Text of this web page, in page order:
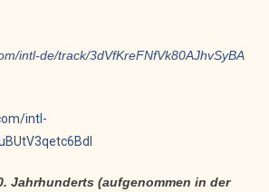
intl-de/track/3dVfKreFNfVk80AJhvSyBA
intl-
Jahrhunderts (aufgenommen in der